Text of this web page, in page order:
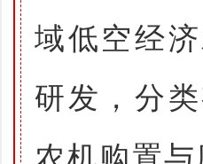
域低空经
研发，分